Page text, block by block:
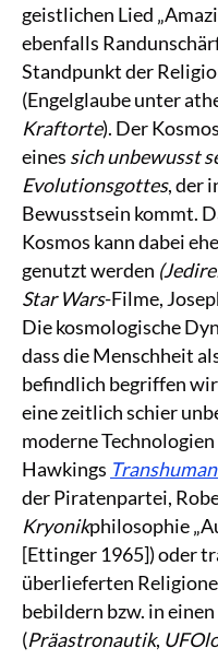
geistlichen Lied
ebenfalls
Standpunkt der
(Engelglaube unter
Kraftorte). Der
eines sich unbewusst
Evolutionsgottes, der
Bewusstsein kommt.
Kosmos kann dabei
genutzt werden
Star Wars-Filme,
Die kosmologische
dass die Menschheit
befindlich begriffen
eine zeitlich schier
moderne
Hawkings
der Piratenpartei,
Kryonikphilosophie
[Ettinger 1965]) oder
überlieferten
bebildern bzw. in
(Präastronautik,